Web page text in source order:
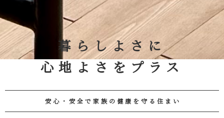
暮らしよさに
心地よさをプラス
安心・安全で家族の健康を守る住まい